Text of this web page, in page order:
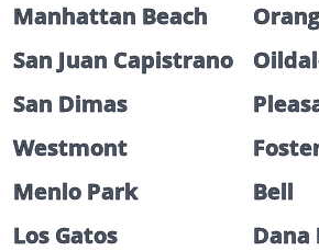
Manhattan Beach
San Juan Capistrano
San Dimas
Westmont
Menlo Park
Bell
Los Gatos
Dana